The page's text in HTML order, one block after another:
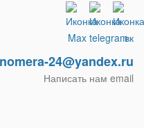
24@yandex.ru
Написать нам email